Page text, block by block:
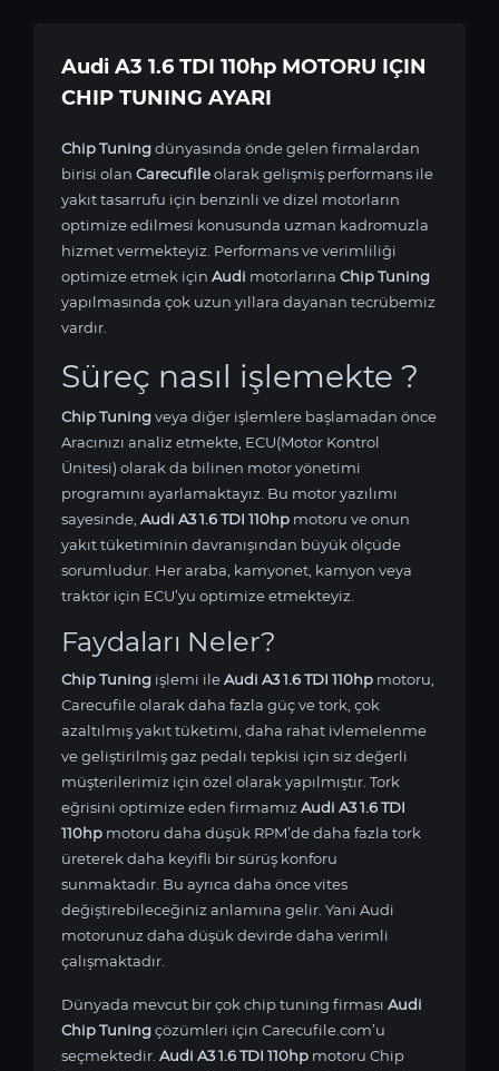
Audi A3 1.6 TDI 110hp MOTORU IÇIN
CHIP TUNING AYARI
Chip Tuningdünyasında önde gelen firmalardan
birisi olan Carecufileolarak gelişmiş performans ile
yakıt tasarrufu için benzinli ve dizel motorların
optimize edilmesi konusunda uzman kadromuzla
hizmet vermekteyiz. Performans ve verimliliği
optimize etmek için Audi motorlarına Chip Tuning
yapılmasında çok uzun yıllara dayanan tecrübemiz
vardır.
Süreç nasıl işlemekte ?
Chip Tuningveya diğer işlemlere başlamadan önce
Aracınızı analiz etmekte, ECU(Motor Kontrol
Ünitesi) olarak da bilinen motor yönetimi
programını ayarlamaktayız. Bu motor yazılımı
sayesinde, Audi A3 1.6 TDI 110hp motoru ve onun
yakıt tüketiminin davranışından büyük ölçüde
sorumludur. Her araba, kamyonet, kamyon veya
traktör için ECU’yu optimize etmekteyiz.
Faydaları Neler?
Chip Tuning işlemi ileAudi A3 1.6 TDI 110hp motoru,
Carecufile olarak daha fazla güç ve tork, çok
azaltılmış yakıt tüketimi, daha rahat ivlemelenme
ve geliştirilmiş gaz pedalı tepkisi için siz değerli
müşterilerimiz için özel olarak yapılmıştır. Tork
eğrisini optimize eden firmamız Audi A3 1.6 TDI
110hp motoru daha düşük RPM’de daha fazla tork
üreterek daha keyifli bir sürüş konforu
sunmaktadır. Bu ayrıca daha önce vites
değiştirebileceğiniz anlamına gelir. Yani Audi
motorunuz daha düşük devirde daha verimli
çalışmaktadır.
Dünyada mevcut bir çok chip tuning firması Audi
Chip Tuningçözümleri için Carecufile.com’u
seçmektedir. Audi A3 1.6 TDI 110hp motoru Chip